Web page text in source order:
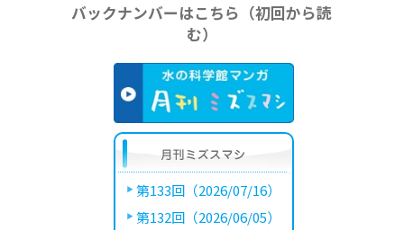
バックナンバーはこちら（初回から読
む）
第133回（2026/07/16）
第132回（2026/06/05）